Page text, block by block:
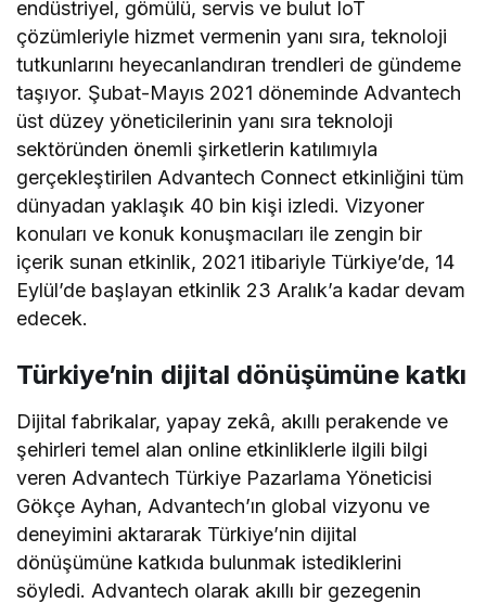
endüstriyel, gömülü, servis ve bulut IoT
çözümleriyle hizmet vermenin yanı sıra, teknoloji
tutkunlarını heyecanlandıran trendleri de gündeme
taşıyor. Şubat-Mayıs 2021 döneminde Advantech
üst düzey yöneticilerinin yanı sıra teknoloji
sektöründen önemli şirketlerin katılımıyla
gerçekleştirilen Advantech Connect etkinliğini tüm
dünyadan yaklaşık 40 bin kişi izledi. Vizyoner
konuları ve konuk konuşmacıları ile zengin bir
içerik sunan etkinlik, 2021 itibariyle Türkiye’de, 14
Eylül’de başlayan etkinlik 23 Aralık’a kadar devam
edecek.
Türkiye’nin dijital dönüşümüne katkı
Dijital fabrikalar, yapay zekâ, akıllı perakende ve
şehirleri temel alan online etkinliklerle ilgili bilgi
veren Advantech Türkiye Pazarlama Yöneticisi
Gökçe Ayhan, Advantech’ın global vizyonu ve
deneyimini aktararak Türkiye’nin dijital
dönüşümüne katkıda bulunmak istediklerini
söyledi. Advantech olarak akıllı bir gezegenin